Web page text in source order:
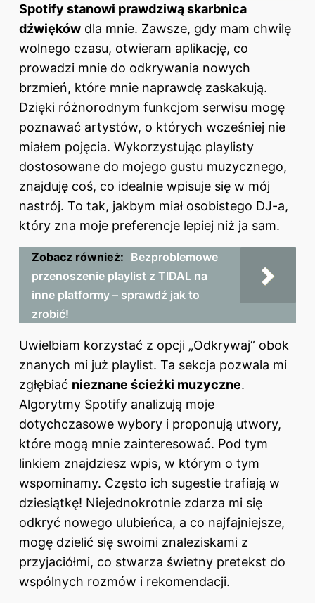
Spotify stanowi prawdziwą skarbnica
dźwięków dla mnie. Zawsze, gdy mam chwilę
wolnego czasu, otwieram aplikację, co
prowadzi mnie do odkrywania nowych
brzmień, które mnie naprawdę zaskakują.
Dzięki różnorodnym funkcjom serwisu mogę
poznawać artystów, o których wcześniej nie
miałem pojęcia. Wykorzystując playlisty
dostosowane do mojego gustu muzycznego,
znajduję coś, co idealnie wpisuje się w mój
nastrój. To tak, jakbym miał osobistego DJ-a,
który zna moje preferencje lepiej niż ja sam.
Zobacz również: Bezproblemowe
przenoszenie playlist z TIDAL na
inne platformy – sprawdź jak to
zrobić!
Uwielbiam korzystać z opcji „Odkrywaj” obok
znanych mi już playlist. Ta sekcja pozwala mi
zgłębiać nieznane ścieżki muzyczne.
Algorytmy Spotify analizują moje
dotychczasowe wybory i proponują utwory,
które mogą mnie zainteresować. Pod tym
linkiem znajdziesz wpis, w którym o tym
wspominamy. Często ich sugestie trafiają w
dziesiątkę! Niejednokrotnie zdarza mi się
odkryć nowego ulubieńca, a co najfajniejsze,
mogę dzielić się swoimi znaleziskami z
przyjaciółmi, co stwarza świetny pretekst do
wspólnych rozmów i rekomendacji.